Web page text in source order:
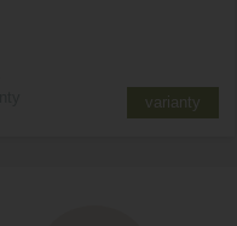
varianty